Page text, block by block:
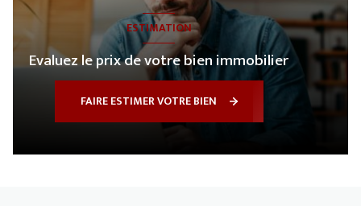
ESTIMATION
Evaluez le prix de votre bien immobilier
FAIRE ESTIMER VOTRE BIEN